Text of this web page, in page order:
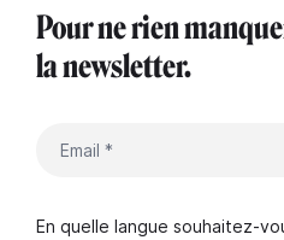
Pour ne rien
la newsletter.
En quelle langue souhaitez-